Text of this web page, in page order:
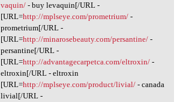
vaquin/- buy levaquin[/URL -
[URL=http://mplseye.com/prometrium/-
prometrium[/URL -
[URL=http://minarosebeauty.com/persantine/-
persantine[/URL -
[URL=http://advantagecarpetca.com/eltroxin/-
eltroxin[/URL - eltroxin
[URL=http://mplseye.com/product/livial/- canada
livial[/URL -